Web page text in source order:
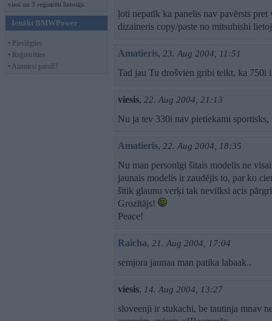
viesi un 3 reģistrēti lietotāji.
Ienākt BMWPower
• Pieslēgties
• Reģistrēties
• Aizmirsi paroli?
ļoti nepatīk ka panelis nav pavērsts
dizaineris copy/paste no mitsubishi
Amatieris, 23. Aug 2004, 11:51
Tad jau Tu drošvien gribi teikt, ka 750i
viesis, 22. Aug 2004, 21:13
Nu ja tev 330i nav pietiekami sportisks,
Amatieris, 22. Aug 2004, 18:35
Nu man personīgi šitais modelis ne
jaunais modelis ir zaudējis to, par ko
šitik glaunu verķi tak nevilksi acis
Grozītājs!
Peace!
Raicha, 21. Aug 2004, 17:04
semjora jaunaa man patika labaak..
viesis, 14. Aug 2004, 13:27
sloveenji ir stukachi, be tautinja mnav